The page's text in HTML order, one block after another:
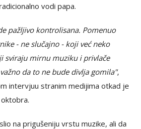
vodi papa.
pažljivo kontrolisana. Pomenuo
- ne slučajno - koji već neko
sviraju mirnu muziku i privlače
da to ne bude divlja gomila",
intervjuu stranim medijima otkad je
na prigušeniju vrstu muzike, ali da